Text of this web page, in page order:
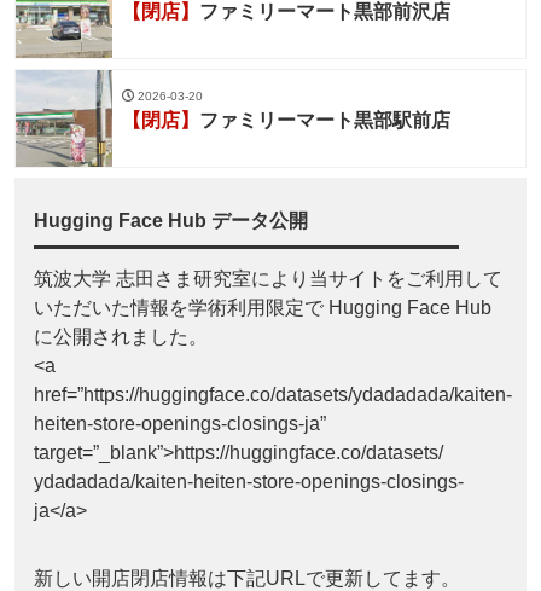
【閉店】 ファミリーマート黒部前沢店
2026-03-20
【閉店】 ファミリーマート黒部駅前店
Hugging Face Hub データ公開
筑波大学 志田さま研究室により当サイトをご利用して
いただいた情報を学術利用限定で Hugging Face Hub
に公開されました。
<a
href=”https://huggingface.co/datasets/ydadadada/kaiten-
heiten-store-openings-closings-ja”
target=”_blank”>https://huggingface.co/datasets/
ydadadada/kaiten-heiten-store-openings-closings-
ja</a>
新しい開店閉店情報は下記URLで更新してます。